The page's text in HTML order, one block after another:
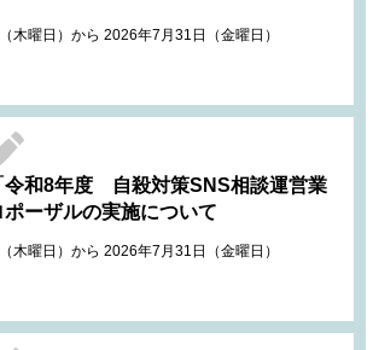
木曜日）から 2026年7月31日（金曜日）
令和8年度 自殺対策SNS相談運営業
ーザルの実施について
木曜日）から 2026年7月31日（金曜日）